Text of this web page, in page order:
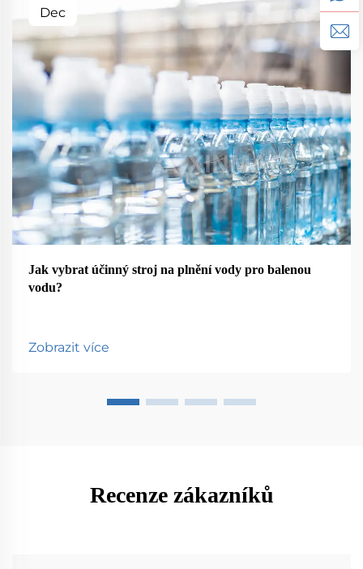
Dec
Jak vybrat účinný stroj na plnění vody pro balenou
vodu?
Zobrazit více
Recenze zákazníků